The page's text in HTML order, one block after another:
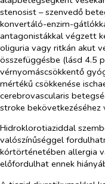
stenosist – szenvedő
konvertáló-enzim-
antagonistákkal végzett
oliguria vagy ritkán akut
összefüggésbe (lásd 4.5
vérnyomáscsökkentő
mértékű csökkenése
cerebrovascularis
stroke bekövetkezéséhez
Hidroklorotiaziddal
valószínűséggel
kórtörténetében allergia
előfordulhat ennek